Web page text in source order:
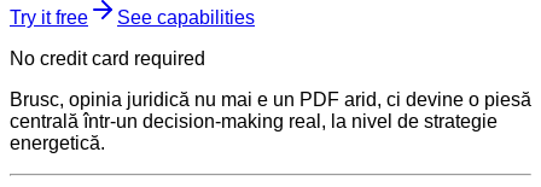
Try it free
See capabilities
No credit card required
Brusc, opinia juridică nu mai e un PDF arid, ci devine o piesă
centrală într-un decision-making real, la nivel de strategie
energetică.